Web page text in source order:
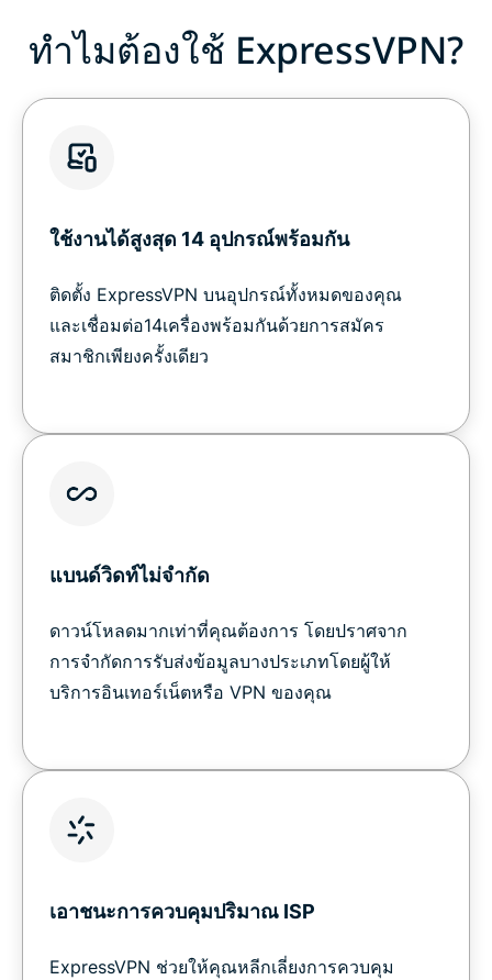
ทำไมต้องใช้ ExpressVPN?
ใช้งานได้สูงสุด 14 อุปกรณ์พร้อมกัน
ติดตั้ง ExpressVPN บนอุปกรณ์ทั้งหมดของคุณ
และเชื่อมต่อ14เครื่องพร้อมกันด้วยการสมัคร
สมาชิกเพียงครั้งเดียว
แบนด์วิดท์ไม่จำกัด
ดาวน์โหลดมากเท่าที่คุณต้องการ โดยปราศจาก
การจำกัดการรับส่งข้อมูลบางประเภทโดยผู้ให้
บริการอินเทอร์เน็ตหรือ VPN ของคุณ
เอาชนะการควบคุมปริมาณ ISP
ExpressVPN ช่วยให้คุณหลีกเลี่ยงการควบคุม